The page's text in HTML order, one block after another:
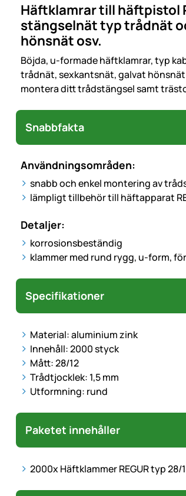
Häftklamrar till häftpistol
stängselnät typ trådnät
hönsnät osv.
Böjda, u-formade häftklamrar, typ
trådnät, sexkantsnät, galvat
montera ditt trådstängsel samt
Snabbfakta
Användningsområden:
snabb och enkel montering av
lämpligt tillbehör till häftapparat
Detaljer:
korrosionsbeständig
klammer med rund rygg, u-form,
Specifikationer
Material: aluminium zink
Innehåll: 2000 styck
Mått: 28/12
Trådtjocklek: 1,5 mm
Utformning: rund
Paketet innehåller
2000x Häftklammer REGUR typ